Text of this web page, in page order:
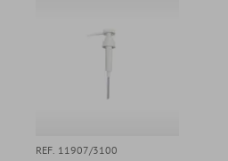
REF. 11907/3100